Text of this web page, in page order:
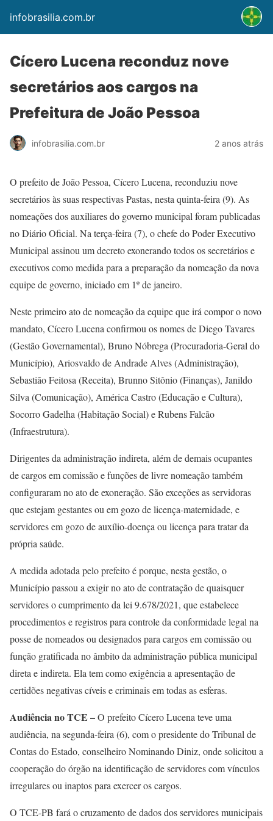
infobrasilia.com.br
Cícero Lucena reconduz nove
secretários aos cargos na
Prefeitura de João Pessoa
infobrasilia.com.br 2 anos atrás
O prefeito de João Pessoa, Cícero Lucena, reconduziu nove
secretários às suas respectivas Pastas, nesta quinta-feira (9). As
nomeações dos auxiliares do governo municipal foram publicadas
no Diário Oficial. Na terça-feira (7), o chefe do Poder Executivo
Municipal assinou um decreto exonerando todos os secretários e
executivos como medida para a preparação da nomeação da nova
equipe de governo, iniciado em 1º de janeiro.
Neste primeiro ato de nomeação da equipe que irá compor o novo
mandato, Cícero Lucena confirmou os nomes de Diego Tavares
(Gestão Governamental), Bruno Nóbrega (Procuradoria-Geral do
Município), Ariosvaldo de Andrade Alves (Administração),
Sebastião Feitosa (Receita), Brunno Sitônio (Finanças), Janildo
Silva (Comunicação), América Castro (Educação e Cultura),
Socorro Gadelha (Habitação Social) e Rubens Falcão
(Infraestrutura).
Dirigentes da administração indireta, além de demais ocupantes
de cargos em comissão e funções de livre nomeação também
configuraram no ato de exoneração. São exceções as servidoras
que estejam gestantes ou em gozo de licença-maternidade, e
servidores em gozo de auxílio-doença ou licença para tratar da
própria saúde.
A medida adotada pelo prefeito é porque, nesta gestão, o
Município passou a exigir no ato de contratação de quaisquer
servidores o cumprimento da lei 9.678/2021, que estabelece
procedimentos e registros para controle da conformidade legal na
posse de nomeados ou designados para cargos em comissão ou
função gratificada no âmbito da administração pública municipal
direta e indireta. Ela tem como exigência a apresentação de
certidões negativas cíveis e criminais em todas as esferas.
Audiência no TCE –O prefeito Cícero Lucena teve uma
audiência, na segunda-feira (6), com o presidente do Tribunal de
Contas do Estado, conselheiro Nominando Diniz, onde solicitou a
cooperação do órgão na identificação de servidores com vínculos
irregulares ou inaptos para exercer os cargos.
O TCE-PB fará o cruzamento de dados dos servidores municipais